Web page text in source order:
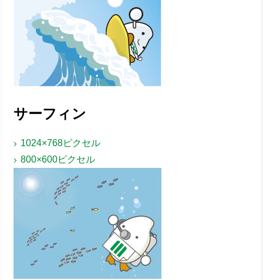
サーフィン
1024×768ピクセル
800×600ピクセル